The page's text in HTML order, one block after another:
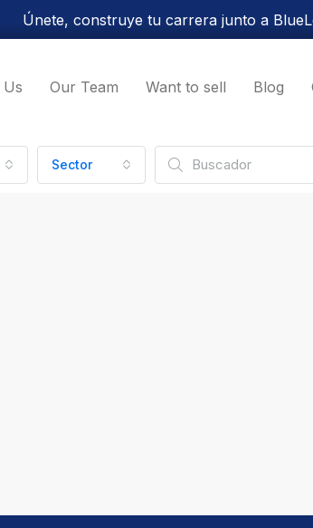
Únete, construye tu carrera junto a
Our Team Want to sell Blog
Sector